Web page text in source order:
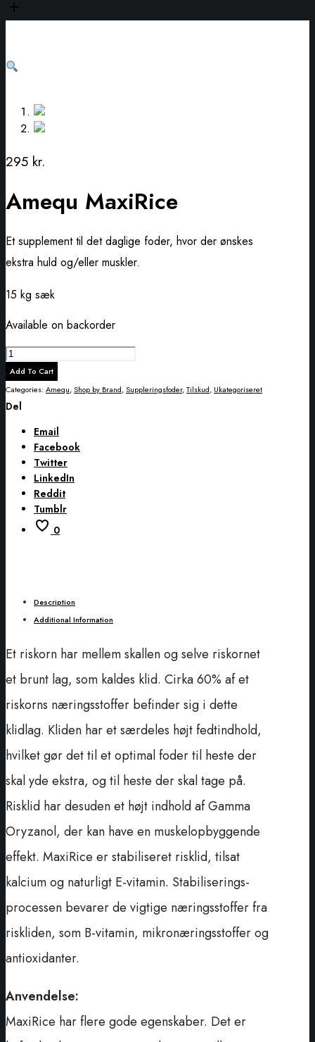
295 kr.
Amequ MaxiRice
Et supplement til det daglige foder, hvor der ønskes
ekstra huld og/eller muskler.
15 kg sæk
Available on backorder
Amequ
MaxiRice
quantity
Add To Cart
Categories:Amequ,Shop by Brand,Suppleringsfoder,Tilskud, Ukategoriseret
Del
Email
Facebook
Twitter
LinkedIn
Reddit
Tumblr
0
Description
Additional Information
Et riskorn har mellem skallen og selve riskornet
et brunt lag, som kaldes klid. Cirka 60% af et
riskorns næringsstoffer befinder sig i dette
klidlag. Kliden har et særdeles højt fedtindhold,
hvilket gør det til et optimal foder til heste der
skal yde ekstra, og til heste der skal tage på.
Risklid har desuden et højt indhold af Gamma
Oryzanol, der kan have en muskelopbyggende
effekt. MaxiRice er stabiliseret risklid, tilsat
kalcium og naturligt E-vitamin. Stabiliserings-
processen bevarer de vigtige næringsstoffer fra
riskliden, som B-vitamin, mikronæringsstoffer og
antioxidanter.
Anvendelse:
MaxiRice har flere gode egenskaber. Det er